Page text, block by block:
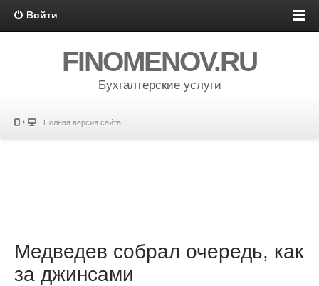
Войти
FINOMENOV.RU
Бухгалтерские услуги
Полная версия сайта
Медведев собрал очередь, как
за джинсами